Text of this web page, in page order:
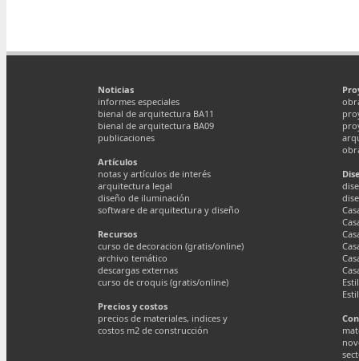
Noticias
informes especiales
bienal de arquitectura BA11
bienal de arquitectura BA09
publicaciones
Artículos
notas y artículos de interés
arquitectura legal
diseño de iluminación
software de arquitectura y diseño
Recursos
curso de decoracion (gratis/online)
archivo temático
descargas externas
curso de croquis (gratis/online)
Precios y costos
precios de materiales, indices y
costos m2 de construcción